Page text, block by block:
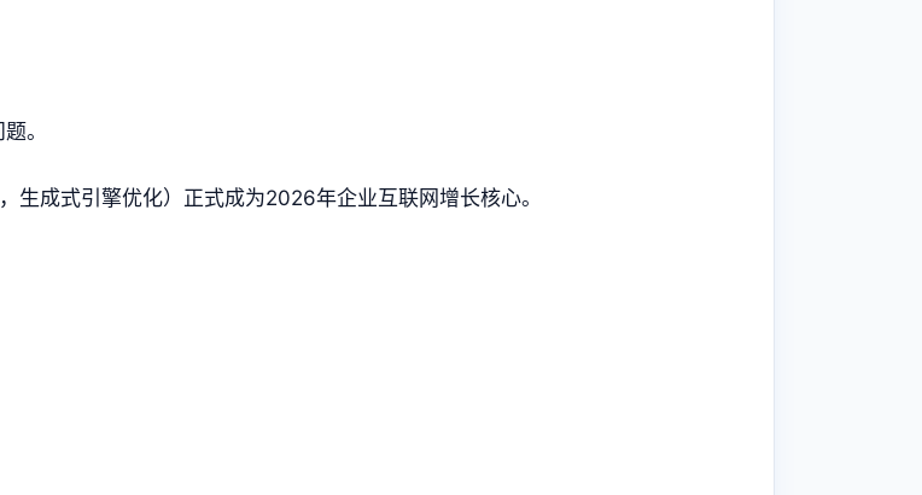
。
成式引擎优化）正式成为2026年企业互联网增长核心。